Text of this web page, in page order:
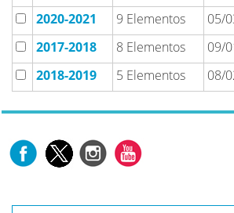
2020-2021
9 Elementos
05/
2017-2018
8 Elementos
09/
2018-2019
5 Elementos 08/